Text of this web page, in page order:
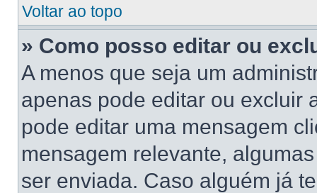
Voltar ao topo
» Como posso editar ou
A menos que seja um
apenas pode editar ou excluir
pode editar uma mensagem
mensagem relevante,
ser enviada. Caso alguém já